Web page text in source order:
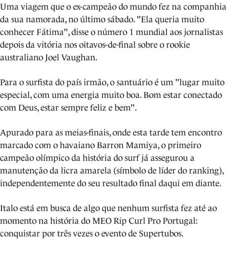
Uma viagem que o ex-campeão do mundo fez na companhia
da sua namorada, no último sábado. "Ela queria muito
conhecer Fátima", disse o número 1 mundial aos jornalistas
depois da vitória nos oitavos-de-final sobre o rookie
australiano Joel Vaughan.
Para o surfista do país irmão, o santuário é um "lugar muito
especial, com uma energia muito boa. Bom estar conectado
com Deus, estar sempre feliz e bem".
Apurado para as meias-finais, onde esta tarde tem encontro
marcado com o havaiano Barron Mamiya, o primeiro
campeão olímpico da história do surf já assegurou a
manutenção da licra amarela (símbolo de líder do ranking),
independentemente do seu resultado final daqui em diante.
Italo está em busca de algo que nenhum surfista fez até ao
momento na história do MEO Rip Curl Pro Portugal:
conquistar por três vezes o evento de Supertubos.